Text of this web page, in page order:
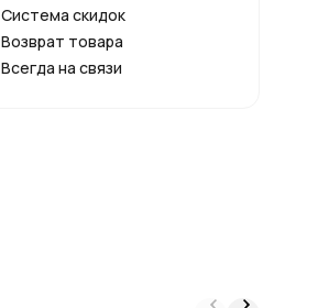
Система скидок
Возврат товара
Всегда на связи